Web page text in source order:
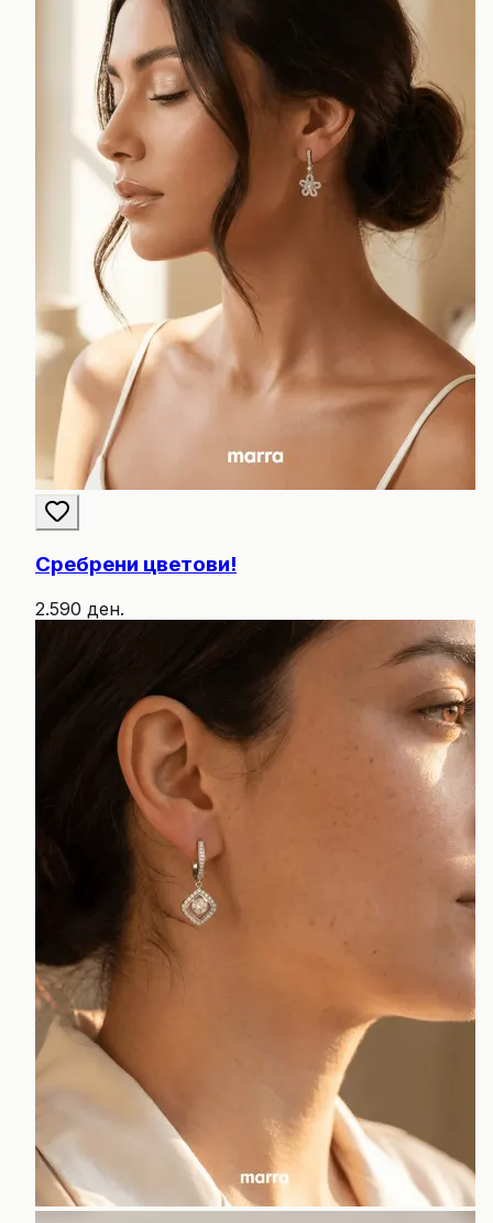
Сребрени цветови!
2.590 ден.